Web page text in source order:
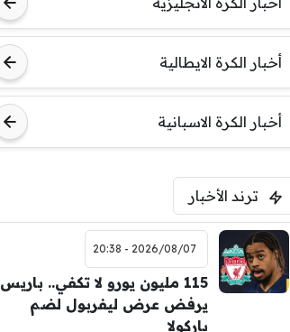
اودينيزي
8:00 م
برشلونة أخبار الكرة الايطالية
أخبار الكرة الاسبانية
ترند الأخبار
2026/08/07 - 20:38
115 مليون يورو لا تكفي.. باريس
يرفض عرض ليفربول لضم
باركولا